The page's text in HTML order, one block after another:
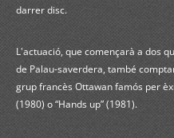
darrer disc.
L'actuació, que començarà a dos
de Palau-saverdera, també
grup francès Ottawan famós per
(1980) o “Hands up” (1981).